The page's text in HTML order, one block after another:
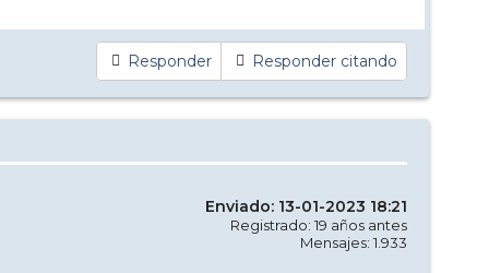
Responder Responder citando
Enviado: 13-01-2023 18:21
Registrado: 19 años antes
Mensajes: 1.933